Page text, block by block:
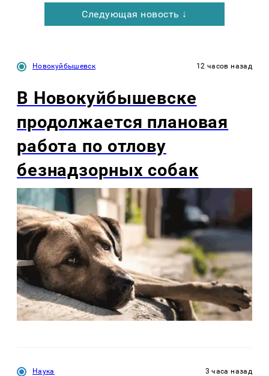
Следующая новость ↓
Новокуйбышевск 12 часов назад
В Новокуйбышевске
продолжается плановая
работа по отлову
безнадзорных собак
Наука 3 часа назад